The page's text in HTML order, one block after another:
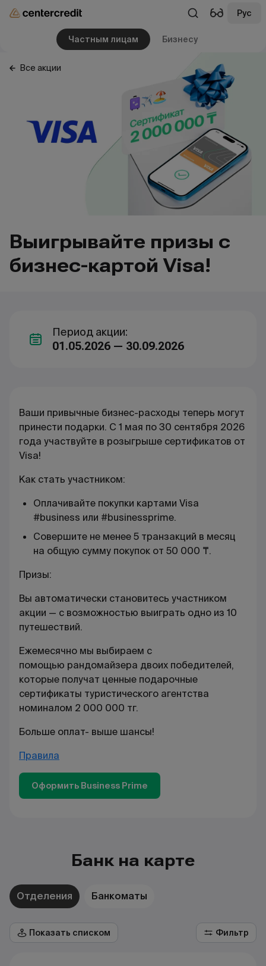
Рус
Частным лицам Бизнесу
Все акции
Выигрывайте призы с
бизнес-картой Visa!
Период акции:
01.05.2026 — 30.09.2026
Ваши привычные бизнес-расходы теперь могут
принести подарки. С 1 мая по 30 сентября 2026
года участвуйте в розыгрыше сертификатов от
Visa!
Как стать участником:
Оплачивайте покупки картами Visa
#business или #businessprime.
Совершите не менее 5 транзакций в месяц
на общую сумму покупок от 50 000 ₸.
Призы:
Вы автоматически становитесь участником
акции — с возможностью выиграть одно из 10
путешествий.
Ежемесячно мы выбираем с
помощью рандомайзера двоих победителей,
которые получат ценные подарочные
сертификаты туристического агентства
номиналом 2 000 000 тг.
Больше оплат- выше шансы!
Правила
Оформить Business Prime
Банк на карте
Отделения Банкоматы
Показать списком Фильтр